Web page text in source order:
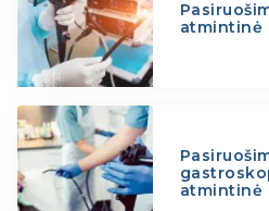
atmintinė
atmintinė